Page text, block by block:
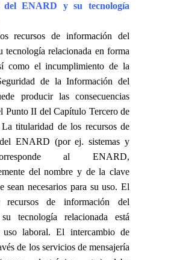
del ENARD y su tecnología
recursos de información del
relacionada en forma
como el incumplimiento de la
de la Información del
producir las consecuencias
Punto II del Capítulo Tercero de
titularidad de los recursos de
ENARD (por ej. sistemas y
al ENARD,
del nombre y de la clave
sean necesarios para su uso. El
de información del
tecnología relacionada está
uso laboral. El intercambio de
de los servicios de mensajería